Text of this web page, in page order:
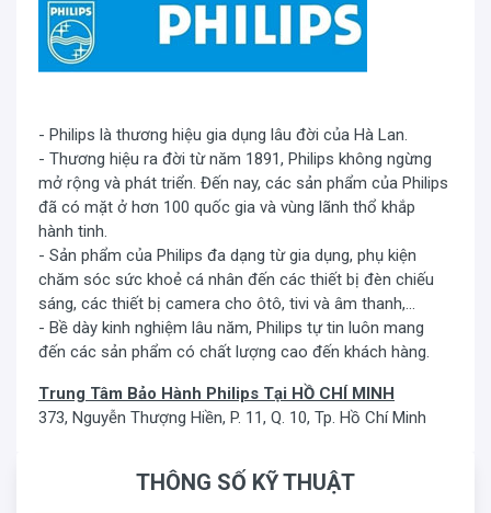
- Philips là thương hiệu gia dụng lâu đời của Hà Lan.
- Thương hiệu ra đời từ năm 1891, Philips không ngừng
mở rộng và phát triển. Đến nay, các sản phẩm của Philips
đã có mặt ở hơn 100 quốc gia và vùng lãnh thổ khắp
hành tinh.
- Sản phẩm của Philips đa dạng từ gia dụng, phụ kiện
chăm sóc sức khoẻ cá nhân đến các thiết bị đèn chiếu
sáng, các thiết bị camera cho ôtô, tivi và âm thanh,...
- Bề dày kinh nghiệm lâu năm, Philips tự tin luôn mang
đến các sản phẩm có chất lượng cao đến khách hàng.
Trung Tâm Bảo Hành Philips Tại HỒ CHÍ MINH
373, Nguyễn Thượng Hiền, P. 11, Q. 10, Tp. Hồ Chí Minh
THÔNG SỐ KỸ THUẬT